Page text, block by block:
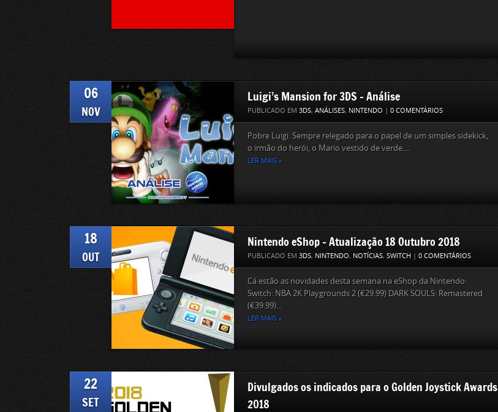
06
NOV
Luigi’s Mansion for 3DS – Análise
PUBLICADO EM 3DS, ANÁLISES, NINTENDO | 0 COMENTÁRIOS
Pobre Luigi. Sempre relegado para o papel de um simples sidekick,
o irmão do herói, o Mario vestido de verde....
LER MAIS »
18
OUT
Nintendo eShop – Atualização 18 Outubro 2018
PUBLICADO EM 3DS, NINTENDO, NOTÍCIAS, SWITCH | 0 COMENTÁRIOS
Cá estão as novidades desta semana na eShop da Nintendo:
Switch: NBA 2K Playgrounds 2 (€29.99) DARK SOULS: Remastered
(€39.99)...
LER MAIS »
22
SET
Divulgados os indicados para o Golden Joystick Awards
2018